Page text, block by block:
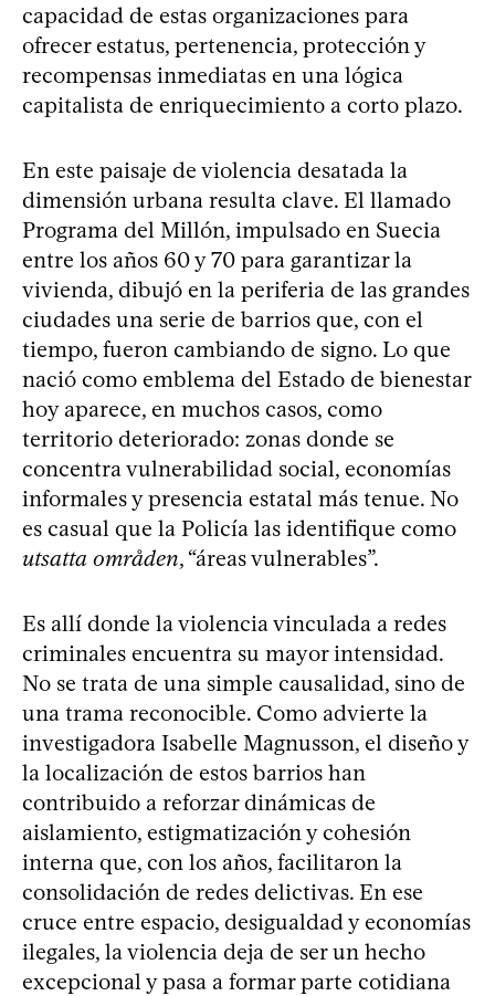
capacidad de estas organizaciones para
ofrecer estatus, pertenencia, protección y
recompensas inmediatas en una lógica
capitalista de enriquecimiento a corto plazo.
En este paisaje de violencia desatada la
dimensión urbana resulta clave. El llamado
Programa del Millón, impulsado en Suecia
entre los años 60 y 70 para garantizar la
vivienda, dibujó en la periferia de las grandes
ciudades una serie de barrios que, con el
tiempo, fueron cambiando de signo. Lo que
nació como emblema del Estado de bienestar
hoy aparece, en muchos casos, como
territorio deteriorado: zonas donde se
concentra vulnerabilidad social, economías
informales y presencia estatal más tenue. No
es casual que la Policía las identifique como
utsatta områden, “áreas vulnerables”.
Es allí donde la violencia vinculada a redes
criminales encuentra su mayor intensidad.
No se trata de una simple causalidad, sino de
una trama reconocible. Como advierte la
investigadora Isabelle Magnusson, el diseño y
la localización de estos barrios han
contribuido a reforzar dinámicas de
aislamiento, estigmatización y cohesión
interna que, con los años, facilitaron la
consolidación de redes delictivas. En ese
cruce entre espacio, desigualdad y economías
ilegales, la violencia deja de ser un hecho
excepcional y pasa a formar parte cotidiana